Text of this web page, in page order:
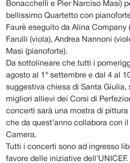
Bonacchelli e Pier Narciso Masi)
bellissimo Quartetto con
Faurè eseguito da Alina Company
Farulli (viola), Andrea Nannoni
Masi (pianoforte).
Da sottolineare che tutti i
agosto al 1° settembre e dal 4 al
suggestiva chiesa di Santa Giulia,
migliori allievi dei Corsi di
concerti sarà una mostra di pittura
che da quest’anno collabora con
Camera.
Tutti i concerti sono ad ingresso
favore delle iniziative dell’UNICEF.